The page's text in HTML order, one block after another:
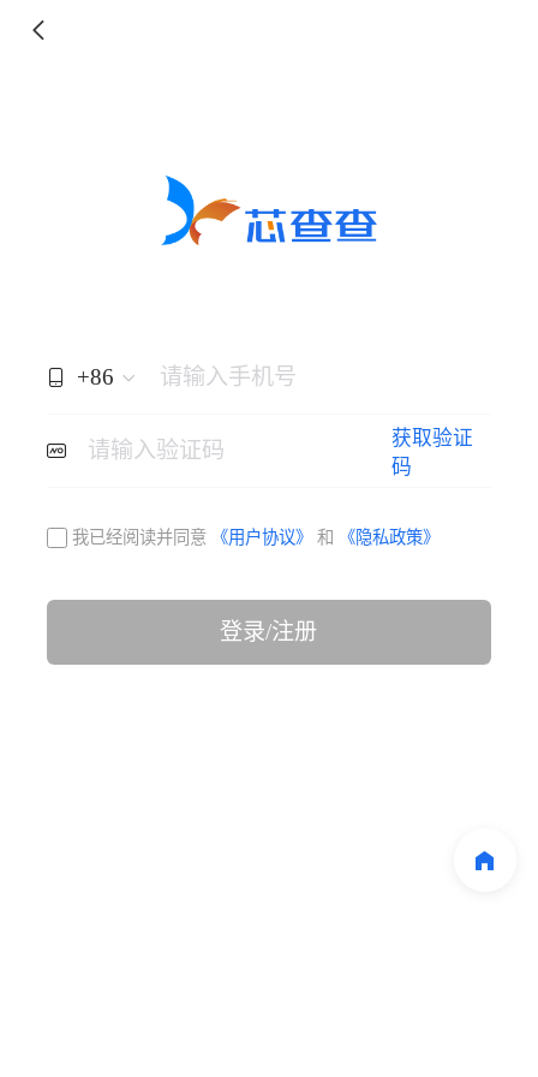
+86 请输入手机号
请输入验证码
获取验证
码
我已经阅读并同意 《用户协议》 和 《隐私政策》
登录/注册